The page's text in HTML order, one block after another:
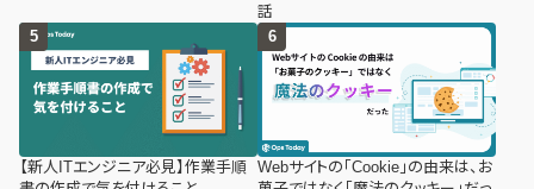
話
【新人ITエンジニア必見】作業手順 Webサイトの「Cookie」の由来は、お